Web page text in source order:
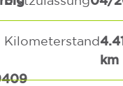
Kilometerstand
km